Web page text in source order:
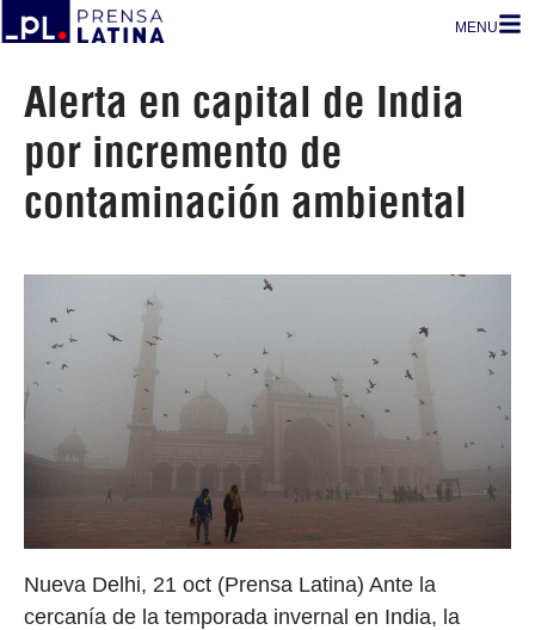
MENU
Alerta en capital de India
por incremento de
contaminación ambiental
Nueva Delhi, 21 oct (Prensa Latina) Ante la
cercanía de la temporada invernal en India, la